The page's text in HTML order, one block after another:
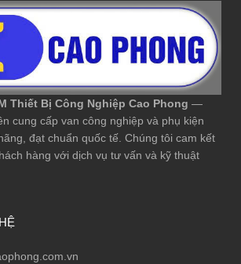
Thiết Bị Công Nghiệp Cao Phong —
cung cấp van công nghiệp và phụ kiện
đạt chuẩn quốc tế. Chúng tôi cam kết
hàng với dịch vụ tư vấn và kỹ thuật